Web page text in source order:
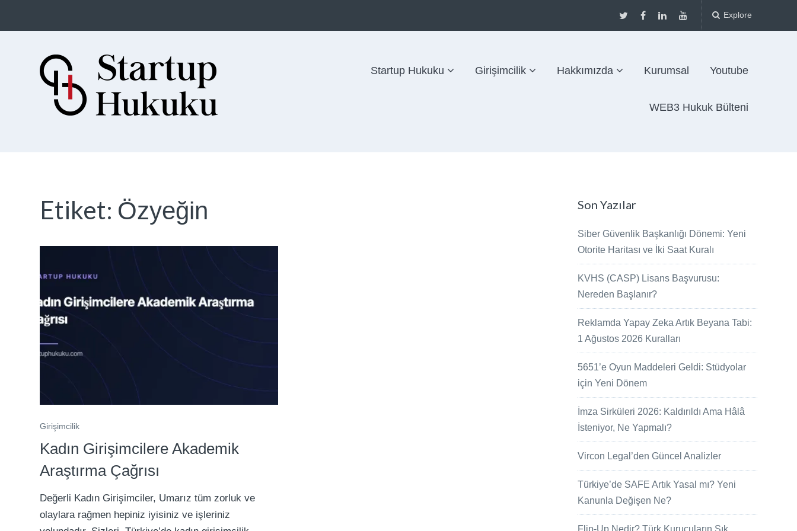
Explore
Startup Hukuku Girişimcilik Hakkımızda Kurumsal Youtube
WEB3 Hukuk Bülteni
Etiket: Özyeğin
Girişimcilik
Kadın Girişimcilere Akademik
Araştırma Çağrısı
Değerli Kadın Girişimciler, Umarız tüm zorluk ve
olaylara rağmen hepiniz iyisiniz ve işleriniz
Son Yazılar
Siber Güvenlik Başkanlığı Dönemi: Yeni
Otorite Haritası ve İki Saat Kuralı
KVHS (CASP) Lisans Başvurusu:
Nereden Başlanır?
Reklamda Yapay Zeka Artık Beyana Tabi:
1 Ağustos 2026 Kuralları
5651’e Oyun Maddeleri Geldi: Stüdyolar
için Yeni Dönem
İmza Sirküleri 2026: Kaldırıldı Ama Hâlâ
İsteniyor, Ne Yapmalı?
Vircon Legal’den Güncel Analizler
Türkiye’de SAFE Artık Yasal mı? Yeni
Kanunla Değişen Ne?